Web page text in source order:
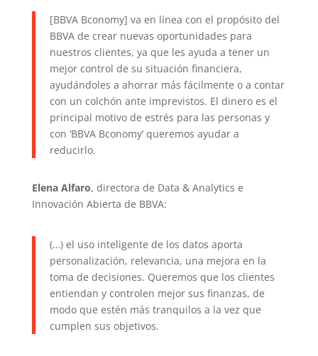
[BBVA Bconomy] va en línea con el propósito del
BBVA de crear nuevas oportunidades para
nuestros clientes, ya que les ayuda a tener un
mejor control de su situación financiera,
ayudándoles a ahorrar más fácilmente o a contar
con un colchón ante imprevistos. El dinero es el
principal motivo de estrés para las personas y
con ‘BBVA Bconomy’ queremos ayudar a
reducirlo.
Elena Alfaro, directora de Data & Analytics e
Innovación Abierta de BBVA:
(…) el uso inteligente de los datos aporta
personalización, relevancia, una mejora en la
toma de decisiones. Queremos que los clientes
entiendan y controlen mejor sus finanzas, de
modo que estén más tranquilos a la vez que
cumplen sus objetivos.